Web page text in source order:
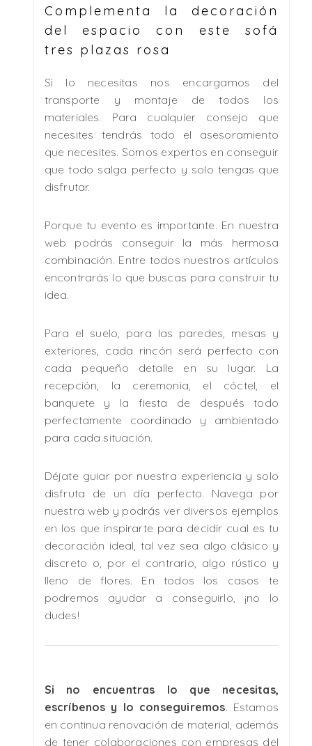
Complementa la decoración
del espacio con este sofá
tres plazas rosa
Si lo necesitas nos encargamos del
transporte y montaje de todos los
materiales. Para cualquier consejo que
necesites tendrás todo el asesoramiento
que necesites. Somos expertos en conseguir
que todo salga perfecto y solo tengas que
disfrutar.
Porque tu evento es importante. En nuestra
web podrás conseguir la más hermosa
combinación. Entre todos nuestros artículos
encontrarás lo que buscas para construir tu
idea.
Para el suelo, para las paredes, mesas y
exteriores, cada rincón será perfecto con
cada pequeño detalle en su lugar. La
recepción, la ceremonia, el cóctel, el
banquete y la fiesta de después todo
perfectamente coordinado y ambientado
para cada situación.
Déjate guiar por nuestra experiencia y solo
disfruta de un día perfecto. Navega por
nuestra web y podrás ver diversos ejemplos
en los que inspirarte para decidir cual es tu
decoración ideal, tal vez sea algo clásico y
discreto o, por el contrario, algo rústico y
lleno de flores. En todos los casos te
podremos ayudar a conseguirlo, ¡no lo
dudes!
Si no encuentras lo que necesitas,
escríbenos y lo conseguiremos. Estamos
en continua renovación de material, además
de tener colaboraciones con empresas del